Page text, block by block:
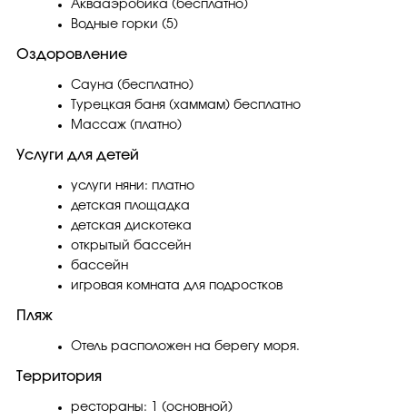
Аквааэробика (бесплатно)
Водные горки (5)
Оздоровление
Сауна (бесплатно)
Турецкая баня (хаммам) бесплатно
Массаж (платно)
Услуги для детей
услуги няни: платно
детская площадка
детская дискотека
открытый бассейн
бассейн
игровая комната для подростков
Пляж
Отель расположен на берегу моря.
Территория
рестораны: 1 (основной)